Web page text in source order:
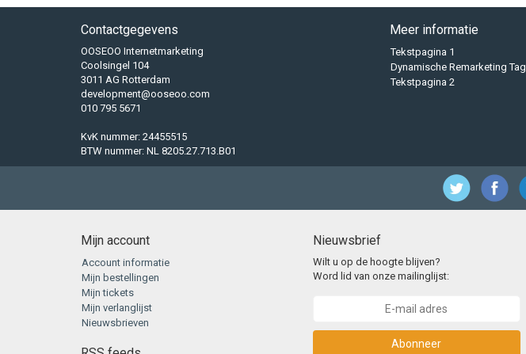
Contactgegevens
OOSEOO Internetmarketing
Coolsingel 104
3011 AG Rotterdam
development@ooseoo.com
010 795 5671
KvK nummer: 24455515
BTW nummer: NL 8205.27.713.B01
Meer informatie
Tekstpagina 1
Dynamische Remarketing Tag
Tekstpagina 2
Mijn account
Account informatie
Mijn bestellingen
Mijn tickets
Mijn verlanglijst
Nieuwsbrieven
Nieuwsbrief
Wilt u op de hoogte blijven?
Word lid van onze mailinglijst:
Abonneer